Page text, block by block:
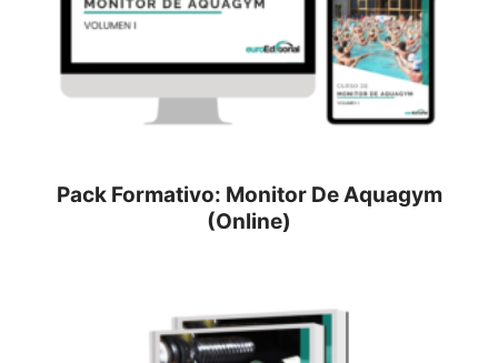
Pack Formativo: Monitor De Aquagym
(Online)